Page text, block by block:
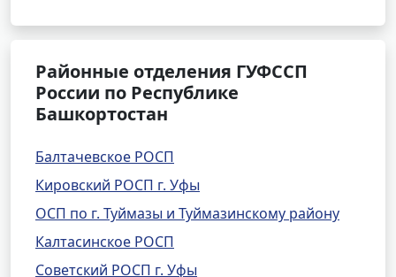
Районные отделения ГУФССП
России по Республике
Башкортостан
Балтачевское РОСП
Кировский РОСП г. Уфы
ОСП по г. Туймазы и Туймазинскому району
Калтасинское РОСП
Советский РОСП г. Уфы